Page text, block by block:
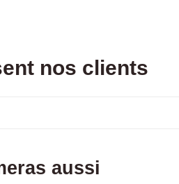
nos clients
aussi